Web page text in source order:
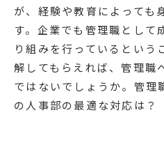
が、経験や教育によっても
す。企業でも管理職として
り組みを行っているという
解してもらえれば、管理職
ではないでしょうか。管理
の人事部の最適な対応は？